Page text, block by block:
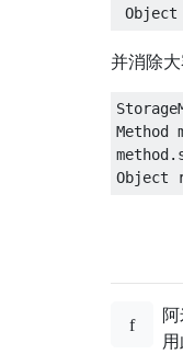
并消除大
Method